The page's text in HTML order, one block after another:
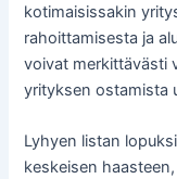
kotimaisissakin
rahoittamisesta ja
voivat merkittävästi
yrityksen ostamista
Lyhyen listan
keskeisen